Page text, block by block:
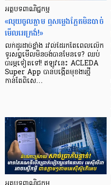
អត្ថបទពាណិជ្ជកម្ម
«លុយចូលភ្លាម ឮសម្លេងភ្លែតមិនបាច់
មើលអេក្រង់!»
លក់ដូរដាច់ខ្លាំង រវល់ដៃរកតែពេលលើក
ទូរសព្ទមើលមិនចង់បានមែនទេ? ឈប់
បារម្ភទៀតទៅ! ឥឡូវនេះ ACLEDA
Super App បានបង្កើតមុខងារថ្មី
កាន់តែពិសេ…